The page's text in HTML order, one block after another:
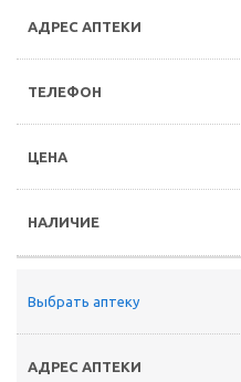
Выбрать аптеку